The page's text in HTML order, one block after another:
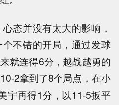
态并没有太大的影响，
不错的开局，通过发球
就连得6分，越战越勇的
2拿到了8个局点，在小
宇再得1分，以11-5扳平